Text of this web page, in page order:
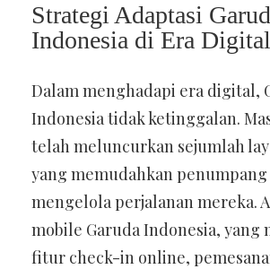
Strategi Adaptasi
Indonesia di Era Digital
Dalam menghadapi era digital,
Indonesia tidak ketinggalan.
telah meluncurkan sejumlah
yang memudahkan
mengelola perjalanan mereka.
mobile Garuda Indonesia, yang
fitur check-in online,